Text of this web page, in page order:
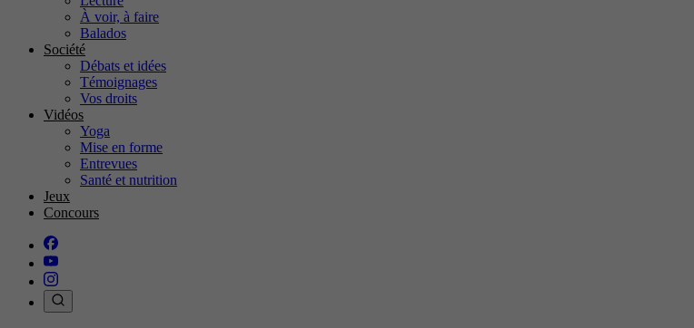
À voir, à faire
Balados
Société
Débats et idées
Témoignages
Vos droits
Vidéos
Yoga
Mise en forme
Entrevues
Santé et nutrition
Jeux
Concours